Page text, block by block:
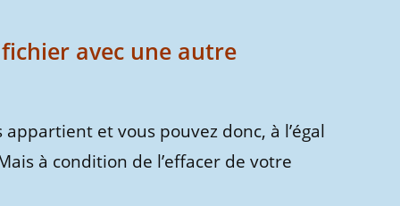
avec une autre
et vous pouvez donc, à l’égal
à condition de l’effacer de votre